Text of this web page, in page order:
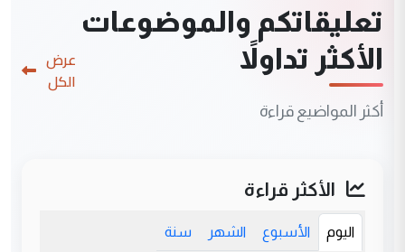
تعليقاتكم والموضوعات
الأكثر تداولاً
أكثر المواضيع قراءة
عرض
الكل
الأكثر قراءة
اليوم الأسبوع الشهر سنة